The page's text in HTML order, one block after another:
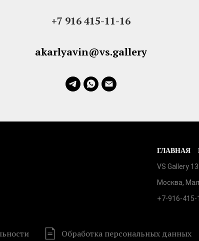
+7 916 415-11-16
akarlyavin@vs.gallery
ГЛАВНАЯ
VS Gallery
Москва,
+7-916-415-
Обработка персональных данных